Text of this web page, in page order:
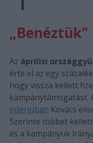
„Benéztük"
Az áprilisi
érte el az egy
hogy vissza kellett
kampánytámogatást.
interjúban Kovács
Szerinte többet
és a kampányuk